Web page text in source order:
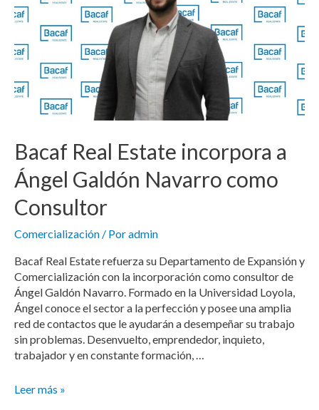
Bacaf Real Estate incorpora a
Ángel Galdón Navarro como
Consultor
Comercialización / Poradmin
Bacaf Real Estate refuerza su Departamento de Expansión y
Comercialización con la incorporación como consultor de
Ángel Galdón Navarro. Formado en la Universidad Loyola,
Ángel conoce el sector a la perfección y posee una amplia
red de contactos que le ayudarán a desempeñar su trabajo
sin problemas. Desenvuelto, emprendedor, inquieto,
trabajador y en constante formación, …
Leer más »